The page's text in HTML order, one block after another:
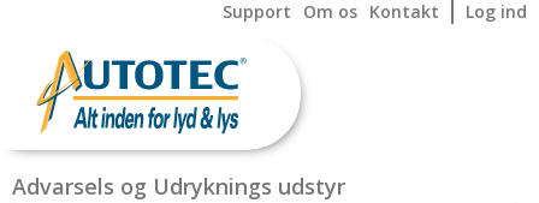
Support Om os Kontakt Log ind
Advarsels og Udryknings udstyr